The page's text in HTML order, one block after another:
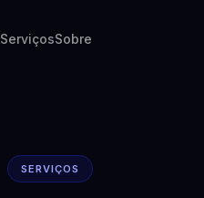
ServiçosSobre
SERVIÇOS